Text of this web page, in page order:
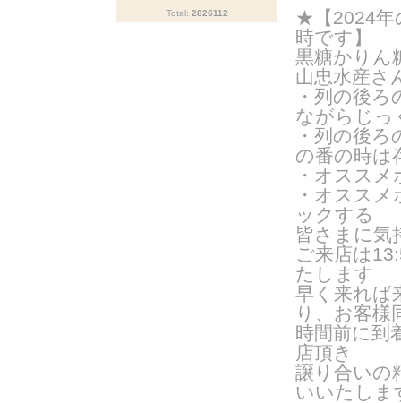
★【2024年
時です】
黒糖かりん
山忠水産さ
・列の後
ながらじっ
・列の後
の番の時は
・オスス
・オスス
ックする
皆さまに気
ご来店は
たします
早く来れば
り、お客様
時間前に到
店頂き
譲り合いの
いいたしま
Total: 2826112